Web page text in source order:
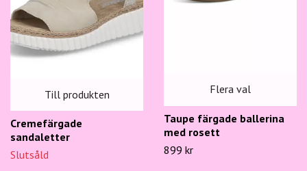
Till produkten
Cremefärgade
sandaletter
Slutsåld
Flera val
Taupe färgade ballerina
med rosett
899 kr